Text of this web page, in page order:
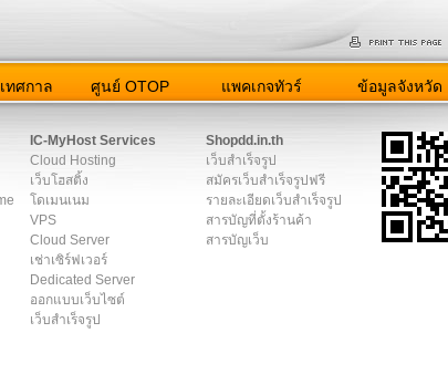
เทศกาล ศูนย์ OTOP แพคเกจทัวร์ ข้อมูลจังหวัด
IC-MyHost Services
Cloud Hosting
เว็บโฮสติ้ง
โดเมนเนม
VPS
Cloud Server
เช่าเซิร์ฟเวอร์
Dedicated Server
ออกแบบเว็บไซต์
เว็บสำเร็จรูป
Shopdd.in.th
เว็บสำเร็จรูป
สมัครเว็บสำเร็จรูปฟรี
รายละเอียดเว็บสำเร็จรูป
สารบัญที่ตั้งร้านค้า
สารบัญเว็บ